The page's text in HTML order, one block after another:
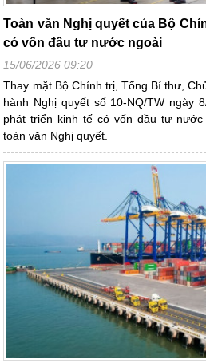
Toàn văn Nghị quyết của Bộ
có vốn đầu tư nước ngoài
15/06/2026 09:20
Thay mặt Bộ Chính trị, Tổng Bí thư,
hành Nghị quyết số 10-NQ/TW ngày
phát triển kinh tế có vốn đầu tư
toàn văn Nghị quyết.